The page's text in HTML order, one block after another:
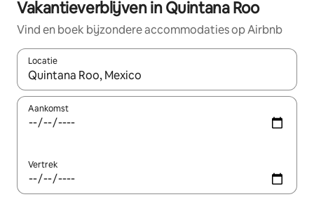
Vakantieverblijven in Quintana Roo
Vind en boek bijzondere accommodaties op Airbnb
Locatie
Wanneer er resultaten beschikbaar zijn, maak je een keuze
Aankomst
Vertrek